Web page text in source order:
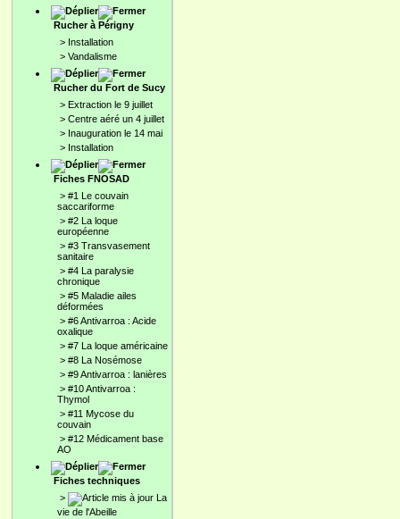
Rucher à Périgny
> Installation
> Vandalisme
Rucher du Fort de Sucy
> Extraction le 9 juillet
> Centre aéré un 4 juillet
> Inauguration le 14 mai
> Installation
Fiches FNOSAD
> #1 Le couvain
saccariforme
> #2 La loque
européenne
> #3 Transvasement
sanitaire
> #4 La paralysie
chronique
> #5 Maladie ailes
déformées
> #6 Antivarroa : Acide
oxalique
> #7 La loque américaine
> #8 La Nosémose
> #9 Antivarroa : lanières
> #10 Antivarroa :
Thymol
> #11 Mycose du
couvain
> #12 Médicament base
AO
Fiches techniques
>
La
vie de l'Abeille